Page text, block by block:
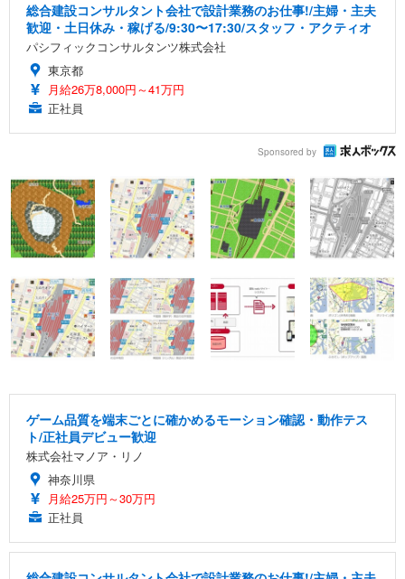
総合建設コンサルタント会社で設計業務のお仕事!/主婦・主夫
歓迎・土日休み・稼げる/9:30〜17:30/スタッフ・アクティオ
パシフィックコンサルタンツ株式会社
東京都
月給26万8,000円～41万円
正社員
Sponsored by
ゲーム品質を端末ごとに確かめるモーション確認・動作テス
ト/正社員デビュー歓迎
株式会社マノア・リノ
神奈川県
月給25万円～30万円
正社員